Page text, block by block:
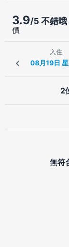
3.9/5 不錯哦
價
入住
2
無符